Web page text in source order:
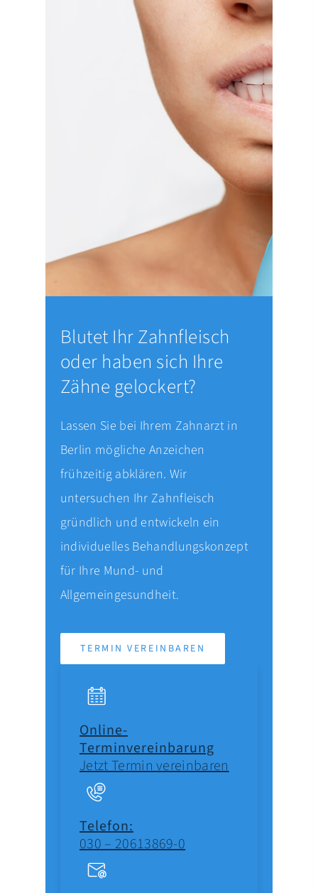
Blutet Ihr Zahnfleisch
oder haben sich Ihre
Zähne gelockert?
Lassen Sie bei Ihrem Zahnarzt in
Berlin mögliche Anzeichen
frühzeitig abklären. Wir
untersuchen Ihr Zahnfleisch
gründlich und entwickeln ein
individuelles Behandlungskonzept
für Ihre Mund- und
Allgemeingesundheit.
TERMIN VEREINBAREN
Online-
Terminvereinbarung
Jetzt Termin vereinbaren
Telefon:
030 – 20613869-0